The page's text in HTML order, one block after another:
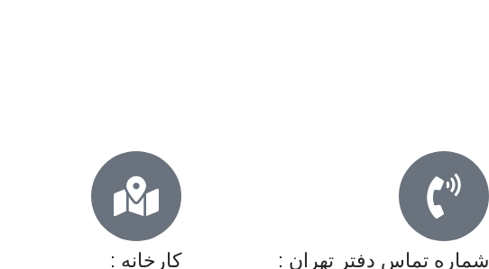
شماره تماس دفتر تهران : کارخانه :